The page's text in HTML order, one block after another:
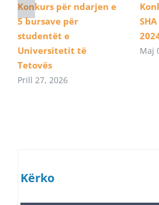
Konkurs për ndarjen e
5 bursave për
studentët e
Universitetit të
Tetovës
Prill 27, 2026
Maj
Kërko